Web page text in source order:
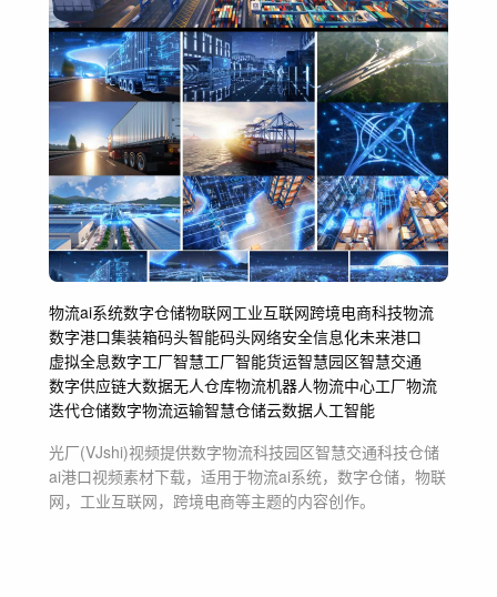
物流ai系统数字仓储物联网工业互联网跨境电商科技物流
数字港口集装箱码头智能码头网络安全信息化未来港口
虚拟全息数字工厂智慧工厂智能货运智慧园区智慧交通
数字供应链大数据无人仓库物流机器人物流中心工厂物流
迭代仓储数字物流运输智慧仓储云数据人工智能
光厂(VJshi)视频提供数字物流科技园区智慧交通科技仓储
ai港口视频素材下载，适用于物流ai系统，数字仓储，物联
网，工业互联网，跨境电商等主题的内容创作。